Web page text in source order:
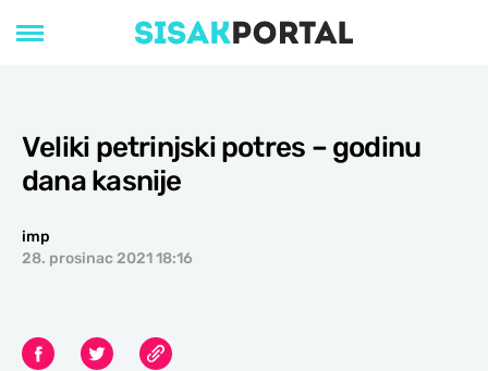
Veliki petrinjski potres – godinu
dana kasnije
imp
28. prosinac 2021 18:16